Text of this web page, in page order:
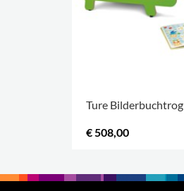
Ture Bilderbuchtrog
€ 508,00